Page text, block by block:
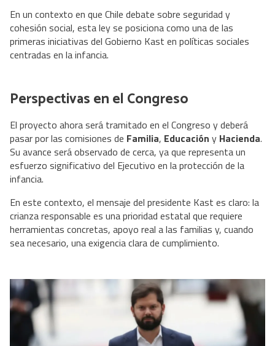
En un contexto en que Chile debate sobre seguridad y
cohesión social, esta ley se posiciona como una de las
primeras iniciativas del Gobierno Kast en políticas sociales
centradas en la infancia.
Perspectivas en el Congreso
El proyecto ahora será tramitado en el Congreso y deberá
pasar por las comisiones de Familia, Educación y Hacienda.
Su avance será observado de cerca, ya que representa un
esfuerzo significativo del Ejecutivo en la protección de la
infancia.
En este contexto, el mensaje del presidente Kast es claro: la
crianza responsable es una prioridad estatal que requiere
herramientas concretas, apoyo real a las familias y, cuando
sea necesario, una exigencia clara de cumplimiento.